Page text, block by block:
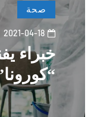
صحة
2021-04-18
خبراء